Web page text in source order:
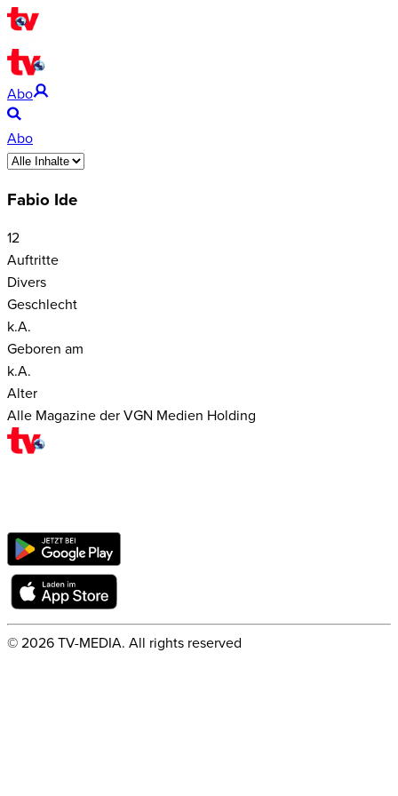
Abo
Abo
Fabio Ide
12
Auftritte
Divers
Geschlecht
k.A.
Geboren am
k.A.
Alter
Alle Magazine der VGN Medien Holding
© 2026 TV-MEDIA. All rights reserved